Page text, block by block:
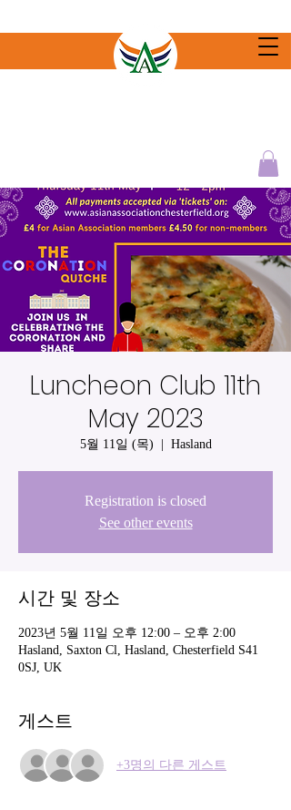
Luncheon Club 11th
May 2023
5월 11일 (목)
  |
Hasland
Registration is closed
See other events
시간 및 장소
2023년 5월 11일 오후 12:00 – 오후 2:00
Hasland, Saxton Cl, Hasland, Chesterfield S41
0SJ, UK
게스트
+3명의 다른 게스트